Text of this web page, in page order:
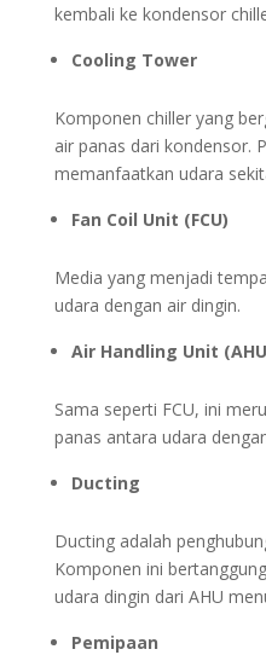
kembali ke kondensor
Cooling Tower
Komponen chiller yang
air panas dari kondensor.
memanfaatkan udara
Fan Coil Unit (FCU)
Media yang menjadi
udara dengan air dingin.
Air Handling Unit
Sama seperti FCU, ini
panas antara udara
Ducting
Ducting adalah
Komponen ini
udara dingin dari AHU
Pemipaan